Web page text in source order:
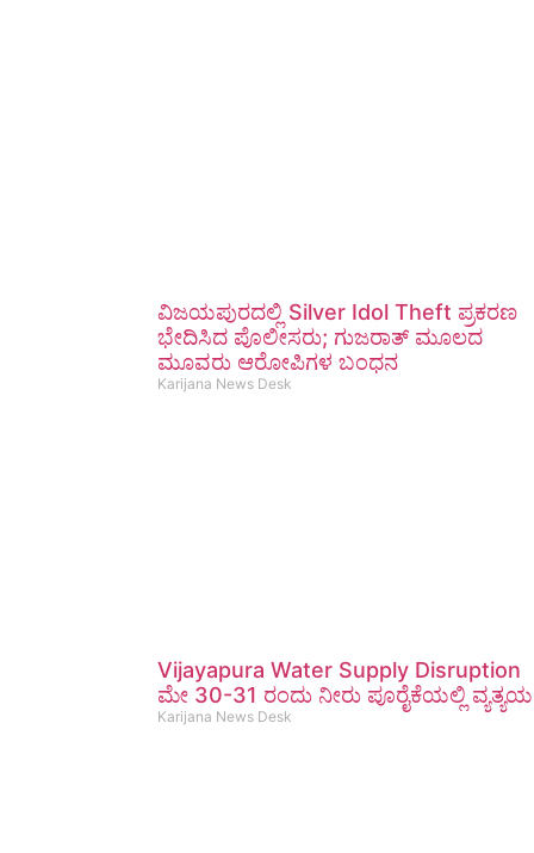
ವಿಜಯಪುರದಲ್ಲಿ Silver Idol Theft ಪ್ರಕರಣ
ಭೇದಿಸಿದ ಪೊಲೀಸರು; ಗುಜರಾತ್ ಮೂಲದ
ಮೂವರು ಆರೋಪಿಗಳ ಬಂಧನ
Karijana News Desk
Vijayapura Water Supply Disruption
ಮೇ 30-31 ರಂದು ನೀರು ಪೂರೈಕೆಯಲ್ಲಿ ವ್ಯತ್ಯಯ
Karijana News Desk